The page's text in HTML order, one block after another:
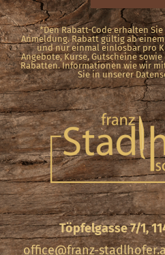
*Den Rabatt-Code erhalten
Anmeldung. Rabatt gültig ab
und nur einmal einlösbar pro
Angebote, Kurse, Gutscheine
Rabatten. Informationen wie wir
Sie in unserer
Töpfelgasse 7/1,
office@franz-